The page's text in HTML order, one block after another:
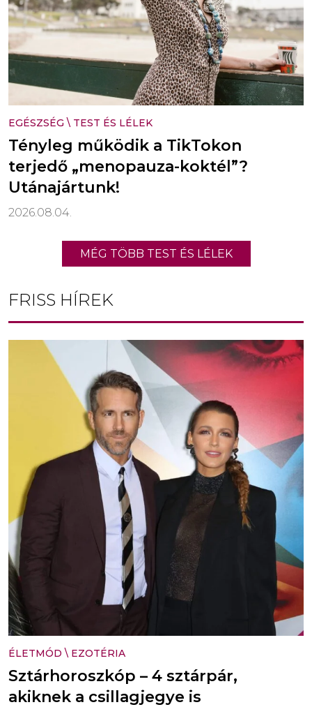
EGÉSZSÉG \ TEST ÉS LÉLEK
Tényleg működik a TikTokon
terjedő „menopauza-koktél”?
Utánajártunk!
2026.08.04.
MÉG TÖBB TEST ÉS LÉLEK
FRISS HÍREK
ÉLETMÓD \ EZOTÉRIA
Sztárhoroszkóp – 4 sztárpár,
akiknek a csillagjegye is